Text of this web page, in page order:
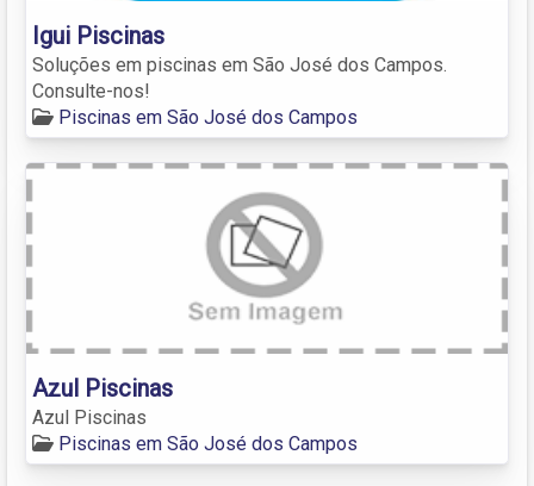
Igui Piscinas
Soluções em piscinas em São José dos Campos.
Consulte-nos!
Piscinas em São José dos Campos
Azul Piscinas
Azul Piscinas
Piscinas em São José dos Campos